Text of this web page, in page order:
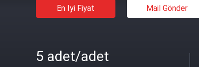
En Iyi Fiyat Mail Gönder
5 adet/adet